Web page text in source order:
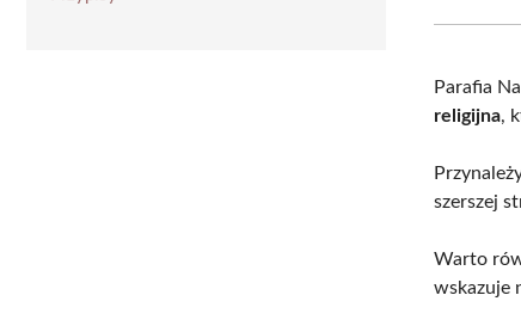
Parafia
religijna,
szerszej
Warto
wskazuje